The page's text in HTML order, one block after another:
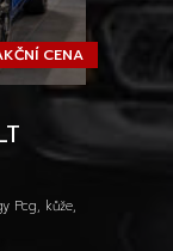
CENA
Pcg, kůže,